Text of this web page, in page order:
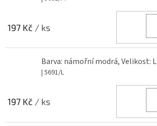
197 Kč / ks
Barva: námořní modrá, Velikost: L
| 5691/L
197 Kč / ks